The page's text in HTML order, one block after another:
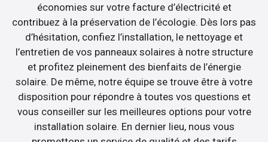
économies sur votre facture d’électricité et
contribuez à la préservation de l’écologie. Dès lors pas
d’hésitation, confiez l’installation, le nettoyage et
l’entretien de vos panneaux solaires à notre structure
et profitez pleinement des bienfaits de l’énergie
solaire. De même, notre équipe se trouve être à votre
disposition pour répondre à toutes vos questions et
vous conseiller sur les meilleures options pour votre
installation solaire. En dernier lieu, nous vous